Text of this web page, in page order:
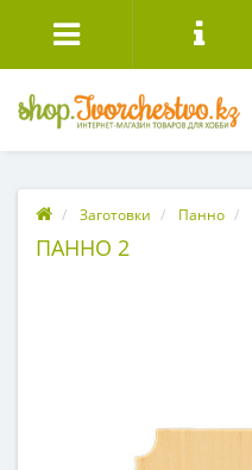
Заготовки Панно
ПАННО 2